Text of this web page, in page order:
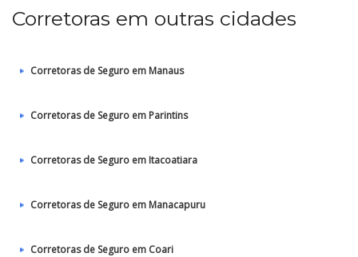
Corretoras em outras cidades
Corretoras de Seguro em Manaus
Corretoras de Seguro em Parintins
Corretoras de Seguro em Itacoatiara
Corretoras de Seguro em Manacapuru
Corretoras de Seguro em Coari